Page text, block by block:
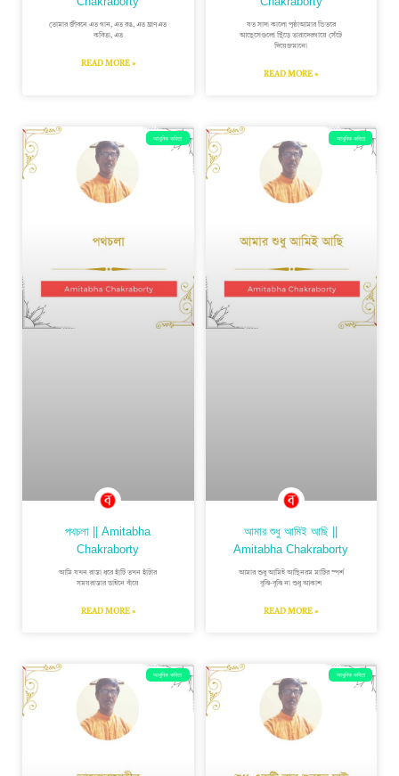
তোমার জীবনে এত গান, এত রঙ, এত ঘ্রাণএত
কবিতা, এত
READ MORE »
যত সাদা কালো পৃষ্ঠাআমার ভিতরে
আছেসেগুলো ছিঁড়ে তারাদেরগায়ে সেঁটে
দিয়েজমানো
READ MORE »
আধুনিক কবিতা
পথচলা || Amitabha
Chakraborty
আমি যখন রাস্তা ধরে হাঁটি তখন হাঁটার
সময়রাস্তার ডাইনে বাঁয়ে
READ MORE »
আধুনিক কবিতা
আমার শুধু আমিই আছি ||
Amitabha Chakraborty
আমার শুধু আমিই আছিনরম মাটির স্পর্শ
বুঝি-বুঝি না শুধু আকাশ
READ MORE »
আধুনিক কবিতা আধুনিক কবিতা